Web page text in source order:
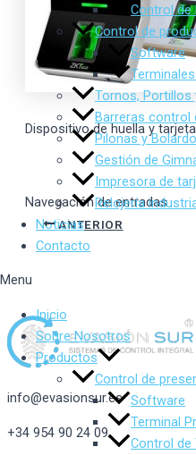
Control de
Control de
Software
Tornos,
Barreras control
Pilonas y
Gestión de
Impresora de
Relojería
Noticias
Contacto
Menu
Inicio
Sobre Nosotros
Productos
Control de
Software
Terminal
Control de
Dispositivo de huella y tarjeta
Navegación de entradas
ANTERIOR
info@evasionsur.es
+34 954 90 24 09